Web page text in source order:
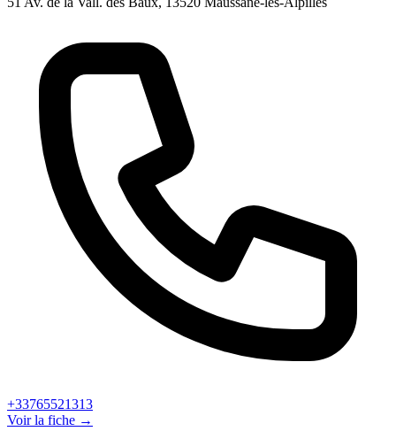
+33765521313
Voir la fiche →